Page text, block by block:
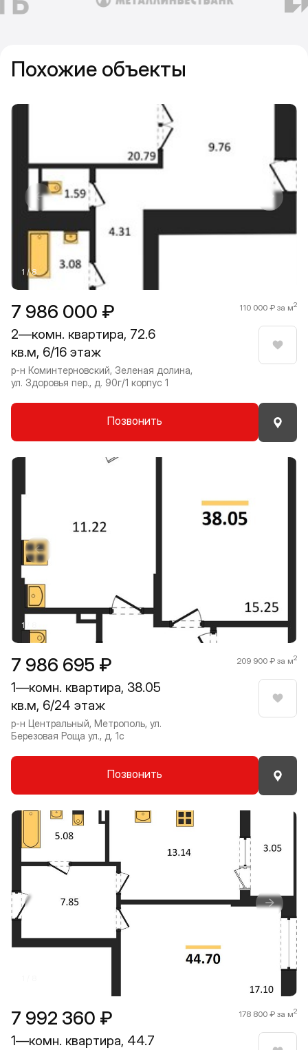
Похожие объекты
7 986 000 ₽ 110 000 ₽ за м2
2—комн. квартира, 72.6
кв.м, 6/16 этаж
р-н Коминтерновский, Зеленая долина,
ул. Здоровья пер., д. 90г/1 корпус 1
Позвонить
1 / 8
Прокрутить влево
7 986 695 ₽ 209 900 ₽ за м2
1—комн. квартира, 38.05
кв.м, 6/24 этаж
р-н Центральный, Метрополь, ул.
Березовая Роща ул., д. 1с
Позвонить
1 / 8
Прокрутить влево
7 992 360 ₽ 178 800 ₽ за м2
1—комн. квартира, 44.7
Прокрутить влево